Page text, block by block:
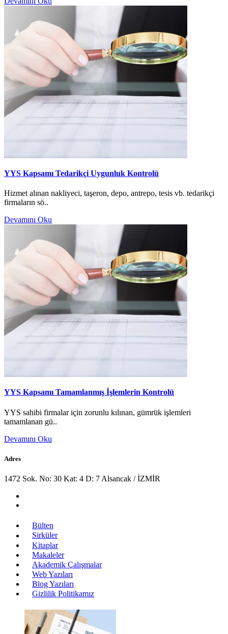
YYS Kapsamı Tedarikçi Uygunluk Kontrolü
Hizmet alınan nakliyeci, taşeron, depo, antrepo, tesis vb. tedarikçi
firmaların sö..
Devamını Oku
YYS Kapsamı Tamamlanmış İşlemlerin Kontrolü
YYS sahibi firmalar için zorunlu kılınan, gümrük işlemleri
tamamlanan gü..
Devamını Oku
Adres
1472 Sok. No: 30 Kat: 4 D: 7 Alsancak / İZMİR
Bülten
Sirküler
Kitaplar
Makaleler
Akademik Çalışmalar
Web Yazıları
Blog Yazıları
Gizlilik Politikamız